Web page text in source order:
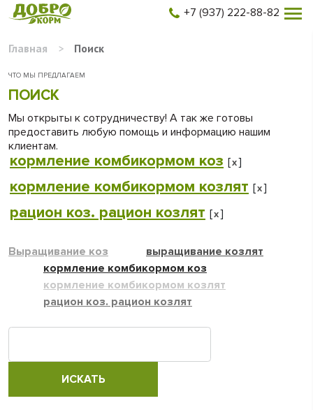
+7 (937) 222-88-82
Главная > Поиск
ЧТО МЫ ПРЕДЛАГАЕМ
ПОИСК
Мы открыты к сотрудничеству! А так же готовы
предоставить любую помощь и информацию нашим
клиентам.
кормление комбикормом коз [x]
кормление комбикормом козлят [x]
рацион коз. рацион козлят [x]
Выращивание коз
выращивание козлят
кормление комбикормом коз
кормление комбикормом козлят
рацион коз. рацион козлят